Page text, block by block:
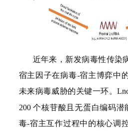
近年来，新发病毒性传染
宿主因子在病毒-宿主博弈中
未来病毒威胁的关键一环。L
200个核苷酸且无蛋白编码潜
毒-宿主互作过程中的核心调